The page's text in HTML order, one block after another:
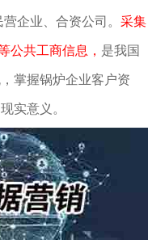
企业、合资公司。 采集
公共工商信息， 是我国
掌握锅炉企业客户资
实意义。